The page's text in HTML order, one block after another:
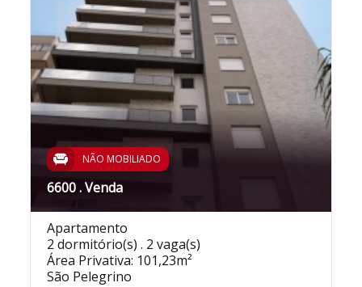
NÃO MOBILIADO
6600 . Venda
Apartamento
2 dormitório(s) . 2 vaga(s)
Área Privativa: 101,23m²
São Pelegrino